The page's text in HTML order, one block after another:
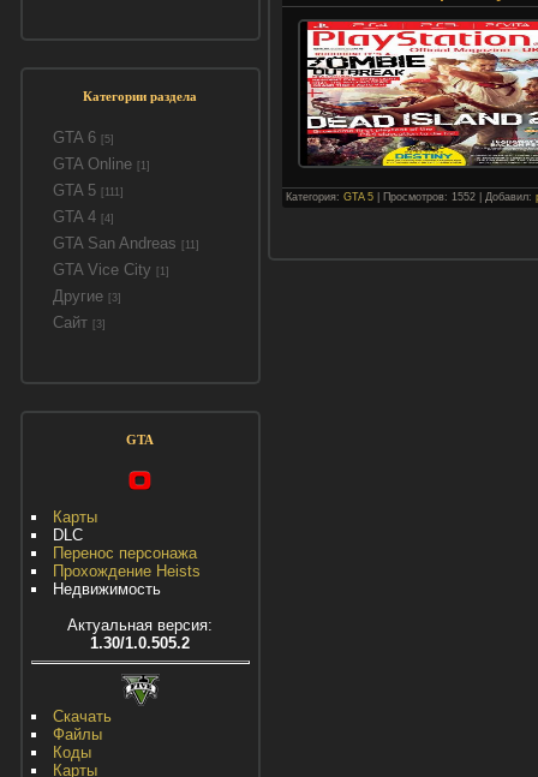
Категории раздела
GTA 6 [5]
GTA Online [1]
GTA 5 [111]
GTA 4 [4]
GTA San Andreas [11]
GTA Vice City [1]
Другие [3]
Сайт [3]
GTA
Карты
DLC
Перенос персонажа
Прохождение Heists
Недвижимость
Актуальная версия:
1.30/1.0.505.2
Скачать
Файлы
Коды
Карты
Категория: GTA 5| Просмотров: 1552 | Добавил: